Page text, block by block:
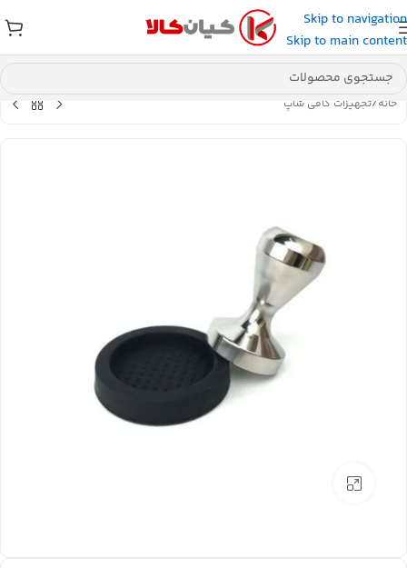
Skip to navigation
Skip to main content
عضو کانال بله کیان کالا شوید و کد تخفیف دریافت کنید.
خانه/تجهیزات کافی شاپ